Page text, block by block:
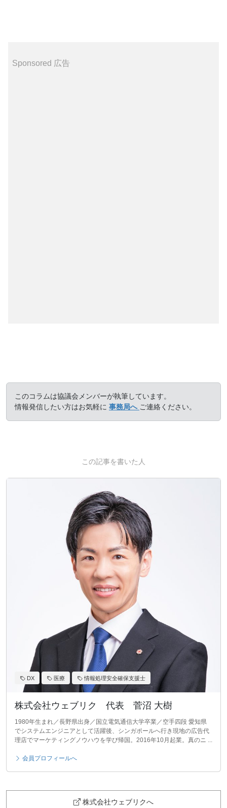
Sponsored 広告
このコラムは協議会メンバーが執筆しています。
情報発信したい方はお気軽に 事務局へ ご連絡ください。
この記事を書いた人
DX 医療 情報処理安全確保支援士
株式会社ウェブリク 代表 菅沼 大樹
1980年生まれ／長野県出身／国立電気通信大学卒業／空手四段 愛知県
でシステムエンジニアとして活躍後、シンガポールへ行き現地の広告代
理店でマーケティングノウハウを学び帰国。2016年10月起業。真のニ ...
会員プロフィールへ
株式会社ウェブリクへ